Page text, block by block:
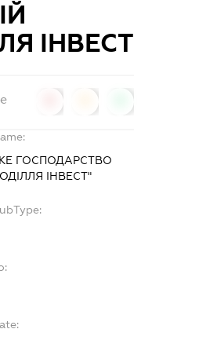
ІНВЕСТ
ГОСПОДАРСТВО
ІНВЕСТ"